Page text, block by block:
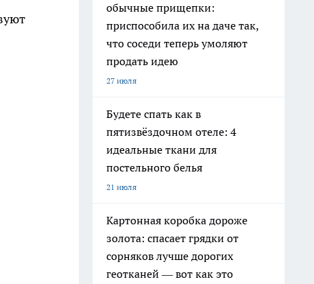
обычные прищепки:
приспособила их на даче так,
что соседи теперь умоляют
продать идею
27 июля
Будете спать как в
пятизвёздочном отеле: 4
идеальные ткани для
постельного белья
21 июля
Картонная коробка дороже
золота: спасает грядки от
сорняков лучше дорогих
геотканей — вот как это